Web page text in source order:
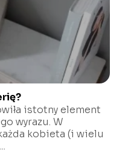
istotny element
wyrazu. W
kobieta (i wielu